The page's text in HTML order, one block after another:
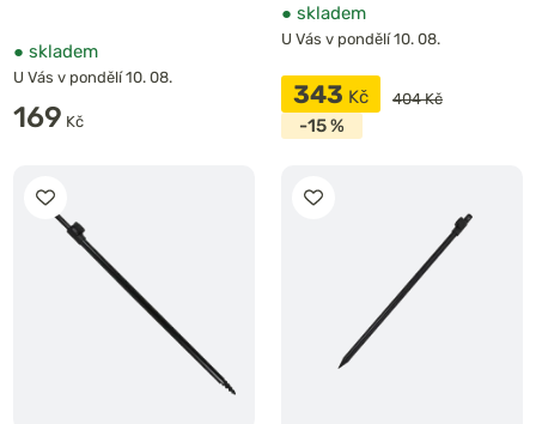
● skladem
U Vás v pondělí 10. 08.
169 Kč
● skladem
U Vás v pondělí 10. 08.
343 Kč 404 Kč
-15 %